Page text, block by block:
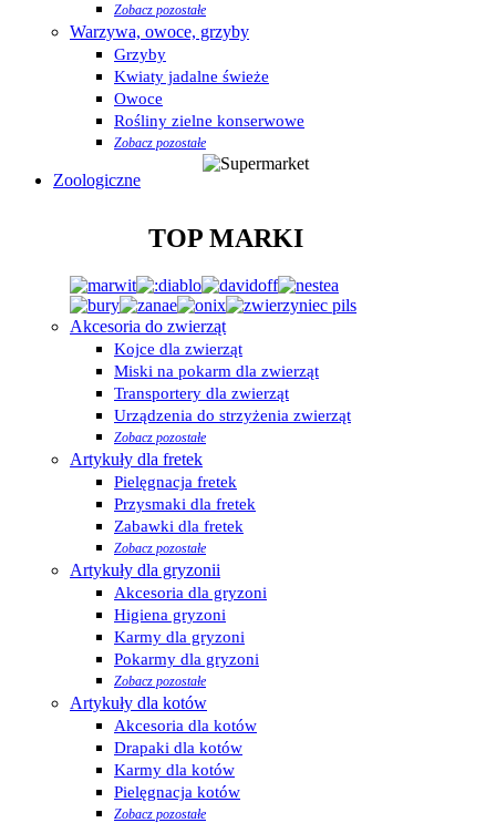
Zobacz pozostałe
Warzywa, owoce, grzyby
Grzyby
Kwiaty jadalne świeże
Owoce
Rośliny zielne konserwowe
Zobacz pozostałe
Zoologiczne
TOP MARKI
Akcesoria do zwierząt
Kojce dla zwierząt
Miski na pokarm dla zwierząt
Transportery dla zwierząt
Urządzenia do strzyżenia zwierząt
Zobacz pozostałe
Artykuły dla fretek
Pielęgnacja fretek
Przysmaki dla fretek
Zabawki dla fretek
Zobacz pozostałe
Artykuły dla gryzonii
Akcesoria dla gryzoni
Higiena gryzoni
Karmy dla gryzoni
Pokarmy dla gryzoni
Zobacz pozostałe
Artykuły dla kotów
Akcesoria dla kotów
Drapaki dla kotów
Karmy dla kotów
Pielęgnacja kotów
Zobacz pozostałe